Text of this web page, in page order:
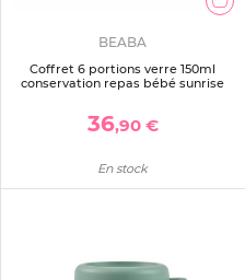
BEABA
Coffret 6 portions verre 150ml
conservation repas bébé sunrise
36,90 €
En stock